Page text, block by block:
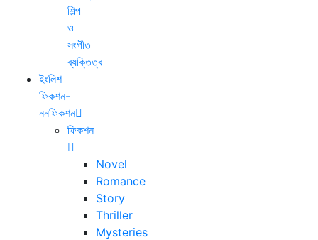
শিল্প
ও
সংগীত
ব্যক্তিত্ব
ইংলিশ
ফিকশন-
ননফিকশন
ফিকশন
Novel
Romance
Story
Thriller
Mysteries